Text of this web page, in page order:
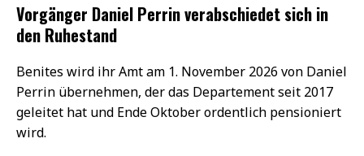
Vorgänger Daniel Perrin verabschiedet sich in
den Ruhestand
Benites wird ihr Amt am 1. November 2026 von Daniel
Perrin übernehmen, der das Departement seit 2017
geleitet hat und Ende Oktober ordentlich pensioniert
wird.